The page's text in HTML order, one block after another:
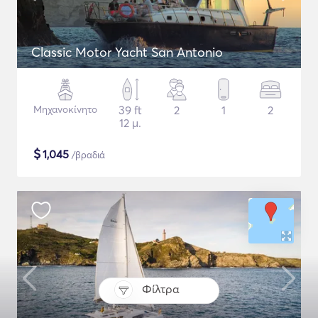
Φίλτρα
Classic Motor Yacht San Antonio
Μηχανοκίνητο
39 ft
12 μ.
2 1 2
$1,045 /βραδιά